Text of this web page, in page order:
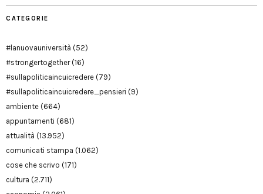
CATEGORIE
#lanuovauniversità (52)
#strongertogether(16)
#sullapoliticaincuicredere (79)
#sullapoliticaincuicredere_pensieri (9)
ambiente (664)
appuntamenti (681)
attualità (13.952)
comunicati stampa (1.062)
cose che scrivo (171)
cultura (2.711)